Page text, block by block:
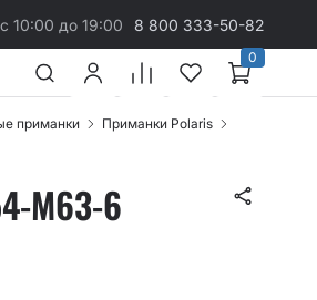
10:00 до 19:00 8 800 333-50-82
0
приманки
Приманки Polaris
M63-6